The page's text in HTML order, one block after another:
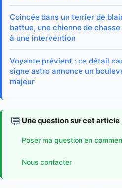
Coincée dans un terrier de
battue, une chienne de
à une intervention
Voyante prévient : ce détail
signe astro annonce un
majeur
💬 Une question sur cet article
Poser ma question en
Nous contacter